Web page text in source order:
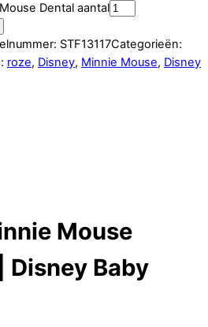
Dental aantal
STF13117Categorieën:
roze, Disney, Minnie Mouse, Disney
Mouse
Disney Baby